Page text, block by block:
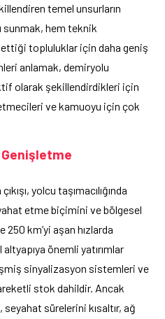
temel unsurların
sunmak, hem teknik
ettiği topluluklar için daha geniş
anlamak, demiryolu
olarak şekillendirdikleri için
ve kamuoyu için çok
Genişletme
yolcu taşımacılığında
etme biçimini ve bölgesel
km’yi aşan hızlarda
önemli yatırımlar
sinyalizasyon sistemleri ve
stok dahildir. Ancak
sürelerini kısaltır, ağ